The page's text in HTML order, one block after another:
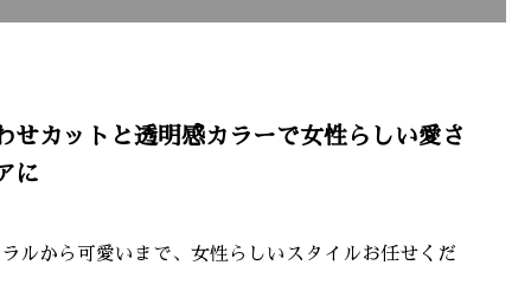
せカットと透明感カラーで女性らしい愛さ
に
ルから可愛いまで、女性らしいスタイルお任せくだ